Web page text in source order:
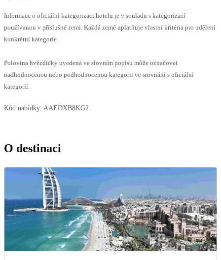
Informace o oficiální kategorizaci hotelu je v souladu s kategorizací
používanou v příslušné zemi. Každá země uplatňuje vlastní kritéria pro udělení
konkrétní kategorie.
Polovina hvězdičky uvedená ve slovním popisu může označovat
nadhodnocenou nebo podhodnocenou kategorii ve srovnání s oficiální
kategorií.
Kód nabídky: AAEDXB8KG2
O destinaci